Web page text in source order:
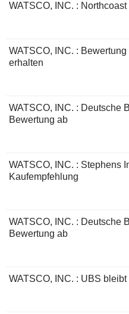
WATSCO, INC. :
WATSCO, INC. :
erhalten
WATSCO, INC. : Deutsche
Bewertung ab
WATSCO, INC. : Stephens
Kaufempfehlung
WATSCO, INC. : Deutsche
Bewertung ab
WATSCO, INC. : UBS bleibt